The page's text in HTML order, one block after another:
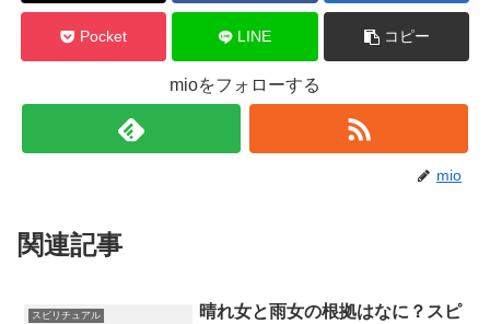
Pocket LINE コピー
mioをフォローする
mio
関連記事
スピリチュアル
晴れ女と雨女の根拠はなに？スピ